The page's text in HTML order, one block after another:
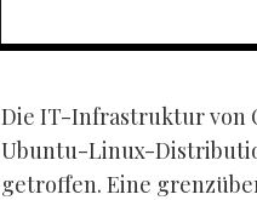
Die IT-Infrastruktur von
Ubuntu-Linux-
getroffen. Eine